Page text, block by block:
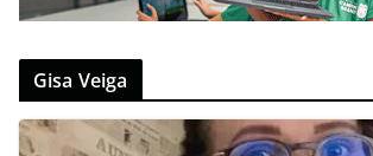
Gisa Veiga